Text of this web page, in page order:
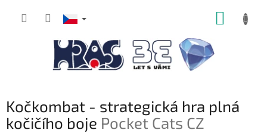
Kočkombat - strategická hra plná
kočičího boje Pocket Cats CZ